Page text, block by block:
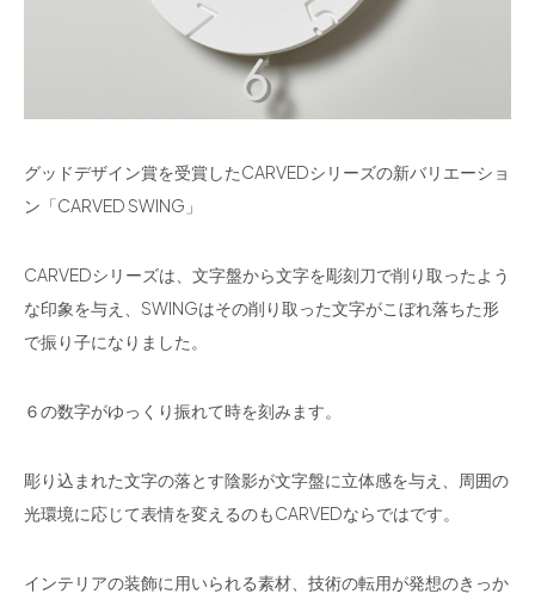
グッドデザイン賞を受賞したCARVEDシリーズの新バリエーショ
ン「CARVED SWING」
CARVEDシリーズは、文字盤から文字を彫刻刀で削り取ったよう
な印象を与え、SWINGはその削り取った文字がこぼれ落ちた形
で振り子になりました。
６の数字がゆっくり振れて時を刻みます。
彫り込まれた文字の落とす陰影が文字盤に立体感を与え、周囲の
光環境に応じて表情を変えるのもCARVEDならではです。
インテリアの装飾に用いられる素材、技術の転用が発想のきっか